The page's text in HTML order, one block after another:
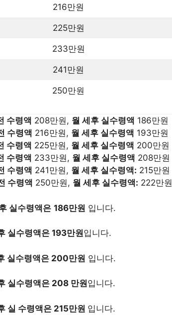
216만원
225만원
233만원
241만원
250만원
수령액 208만원, 월 세후 실수령액 186만원
수령액 216만원, 월 세후 실수령액 193만원
수령액 225만원, 월 세후 실수령액 200만원
수령액 233만원, 월 세후 실수령액 208만원
수령액 241만원, 월 세후 실수령액: 215만원
수령액 250만원, 월 세후 실수령액: 222만원
실수령액은 186만원 입니다.
실수령액은 193만원입니다.
실수령액은 200만원 입니다.
실수령액은 208 만원입니다.
실 수령액은 215만원 입니다.